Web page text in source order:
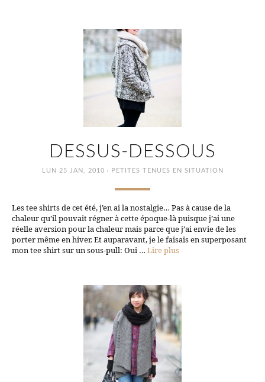
DESSUS-DESSOUS
LUN 25 JAN, 2010 · PETITES TENUES EN SITUATION
Les tee shirts de cet été, j’en ai la nostalgie… Pas à cause de la
chaleur qu’il pouvait régner à cette époque-là puisque j’ai une
réelle aversion pour la chaleur mais parce que j’ai envie de les
porter même en hiver. Et auparavant, je le faisais en superposant
mon tee shirt sur un sous-pull: Oui … Lire plus